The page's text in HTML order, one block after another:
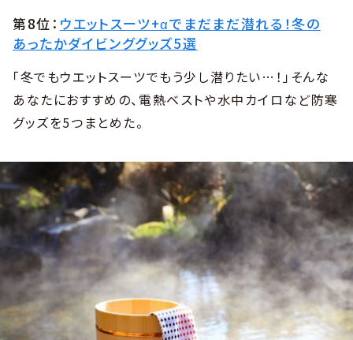
第8位： ウエットスーツ+αでまだまだ潜れる！冬の
あったかダイビンググッズ5選
「冬でもウエットスーツでもう少し潜りたい…！」そんな
あなたにおすすめの、電熱ベストや水中カイロなど防寒
グッズを5つまとめた。